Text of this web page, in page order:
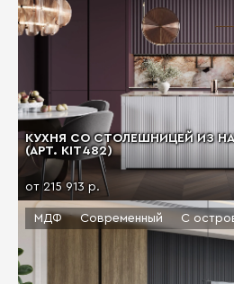
КУХНЯ СО СТОЛЕШНИЦЕЙ ИЗ
(АРТ. KIT482)
от 215 913 р.
МДФ Современный С